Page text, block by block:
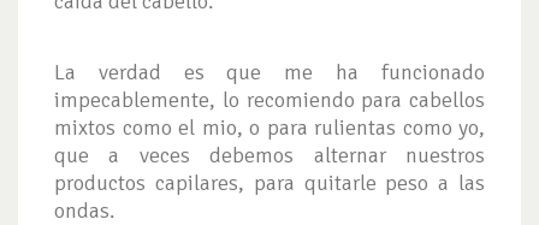
La verdad es que me ha funcionado
impecablemente, lo recomiendo para cabellos
mixtos como el mio, o para rulientas como yo,
que a veces debemos alternar nuestros
productos capilares, para quitarle peso a las
ondas.